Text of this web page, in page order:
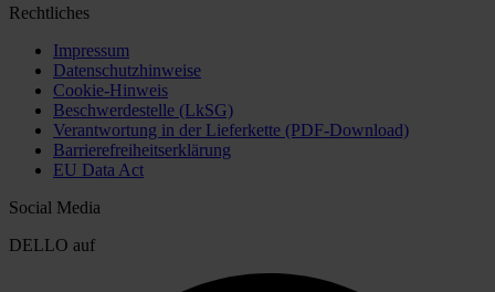
Rechtliches
Impressum
Datenschutzhinweise
Cookie-Hinweis
Beschwerdestelle (LkSG)
Verantwortung in der Lieferkette (PDF-Download)
Barrierefreiheitserklärung
EU Data Act
Social Media
DELLO auf